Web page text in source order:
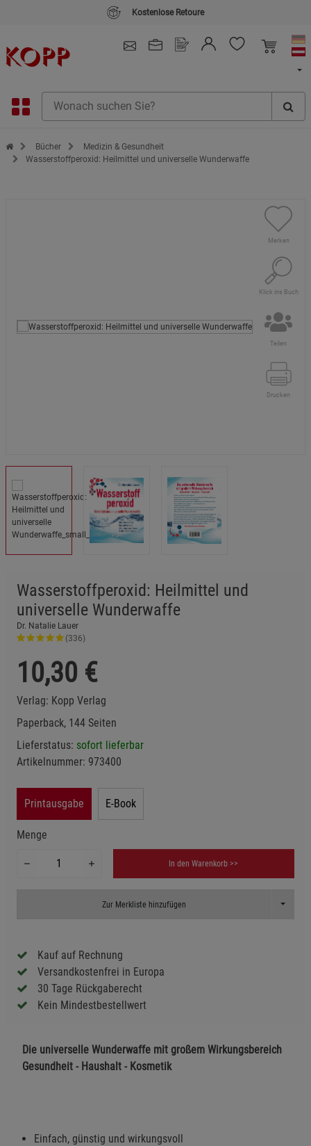
Kostenlose Retoure
Zur Startseite des Kopp Verlag Online-Shop
Bücher
Medizin & Gesundheit
Wasserstoffperoxid: Heilmittel und universelle Wunderwaffe
Merken
Klick ins Buch
Teilen
Drucken
Wasserstoffperoxid: Heilmittel und
universelle Wunderwaffe
Dr. Natalie Lauer
(336)
10,30 €
Verlag: Kopp Verlag
Paperback, 144 Seiten
Lieferstatus: sofort lieferbar
Artikelnummer: 973400
Printausgabe E-Book
Menge
In den Warenkorb >>
Zur Merkliste hinzufügen Toggle
Kauf auf Rechnung
Versandkostenfrei in Europa
30 Tage Rückgaberecht
Kein Mindestbestellwert
Die universelle Wunderwaffe mit großem Wirkungsbereich
Gesundheit - Haushalt - Kosmetik
Einfach, günstig und wirkungsvoll